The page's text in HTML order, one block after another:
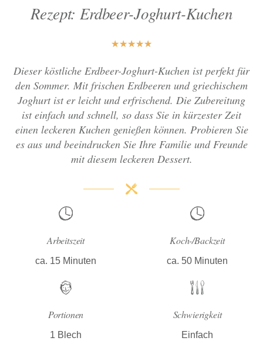
Rezept: Erdbeer-Joghurt-Kuchen
★★★★★
Dieser köstliche Erdbeer-Joghurt-Kuchen ist perfekt für
den Sommer. Mit frischen Erdbeeren und griechischem
Joghurt ist er leicht und erfrischend. Die Zubereitung
ist einfach und schnell, so dass Sie in kürzester Zeit
einen leckeren Kuchen genießen können. Probieren Sie
es aus und beeindrucken Sie Ihre Familie und Freunde
mit diesem leckeren Dessert.
Arbeitszeit
ca. 15 Minuten
Koch-/Backzeit
ca. 50 Minuten
Portionen
1 Blech
Schwierigkeit
Einfach